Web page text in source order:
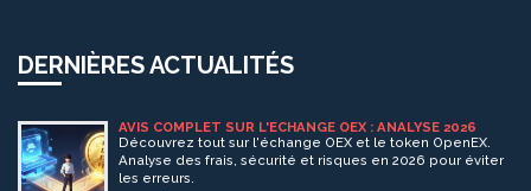
DERNIÈRES ACTUALITÉS
AVIS COMPLET SUR L'ÉCHANGE OEX : ANALYSE 2026
Découvrez tout sur l'échange OEX et le token OpenEX.
Analyse des frais, sécurité et risques en 2026 pour éviter
les erreurs.